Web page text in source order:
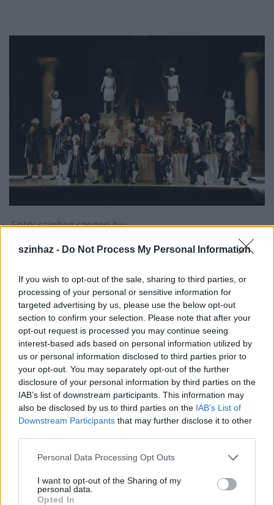
szinhaz - Do Not Process My Personal Information
If you wish to opt-out of the sale, sharing to third parties, or
processing of your personal or sensitive information for
targeted advertising by us, please use the below opt-out
section to confirm your selection. Please note that after your
opt-out request is processed you may continue seeing
interest-based ads based on personal information utilized by
us or personal information disclosed to third parties prior to
your opt-out. You may separately opt-out of the further
disclosure of your personal information by third parties on the
IAB’s list of downstream participants. This information may
also be disclosed by us to third parties on the IAB’s List of
Downstream Participants that may further disclose it to other
Please note that this website/app uses one or more Google
not limited to your visit or usage behaviour. You may click to
grant or deny consent to Google and its third-party tags to
Personal Data Processing Opt Outs
I want to opt-out of the Sharing of my
personal data.
Opted In
Fotó: szinhaz.szeged.hu
Toronykőy Attila rendező az előadásról:
"Abból a mondatból indultam ki, amitHamupipőke
darab végén mond: »A bosszúm az, hogy
megbocsátok«. Ez nagyon érdekes gondolat; a mai
világban szinte elképzelhetetlen. Meseszerű,
akárcsak Rossini Hamupipőkéje, amelyet felnőttek
számára is élvezetes meseként állítottunk színpadra.
Modern környezetben indul a történet, majd a
herceg látványos rokokó álarcosbáljában
a mese" – részletezteToronykőy Attila